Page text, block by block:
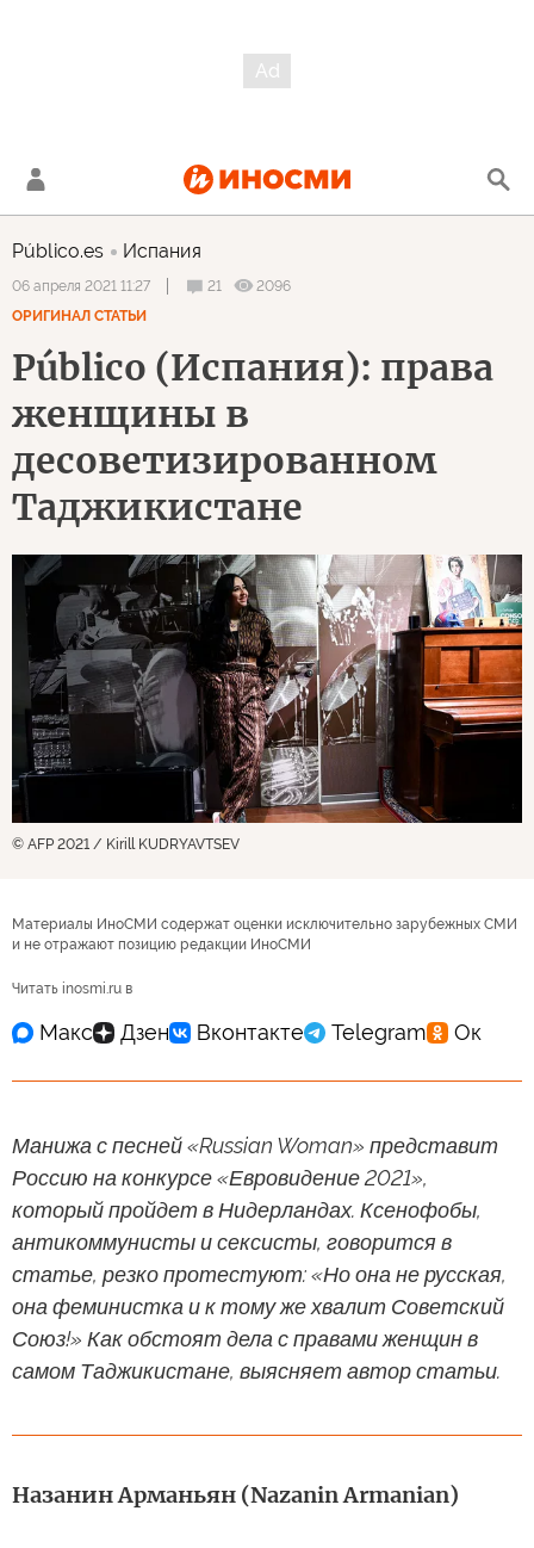
Público.es Испания
06 апреля 2021 11:27 21
2096
ОРИГИНАЛ СТАТЬИ
Público (Испания): права
женщины в
десоветизированном
Таджикистане
© AFP 2021 / Kirill KUDRYAVTSEV
Материалы ИноСМИ содержат оценки исключительно зарубежных СМИ
и не отражают позицию редакции ИноСМИ
Читать inosmi.ru в
Манижа с песней «Russian Woman» представит
Россию на конкурсе «Евровидение 2021»,
который пройдет в Нидерландах. Ксенофобы,
антикоммунисты и сексисты, говорится в
статье, резко протестуют: «Но она не русская,
она феминистка и к тому же хвалит Советский
Союз!» Как обстоят дела с правами женщин в
самом Таджикистане, выясняет автор статьи.
Назанин Арманьян (Nazanin Armanian)